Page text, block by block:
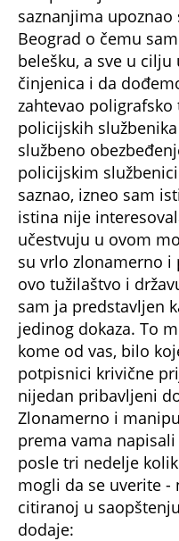
saznanjima upoznao
Beograd o čemu
belešku, a sve u
činjenica i da
zahtevao poligrafsko
policijskih
službeno
policijskim
saznao, izneo sam
istina nije
učestvuju u ovom
su vrlo zlonamerno
ovo tužilaštvo i
sam ja predstavljen
jedinog dokaza. To
kome od vas, bilo
potpisnici krivične
nijedan pribavljeni
Zlonamerno i
prema vama
posle tri nedelje
mogli da se uverite -
citiranoj u
dodaje: